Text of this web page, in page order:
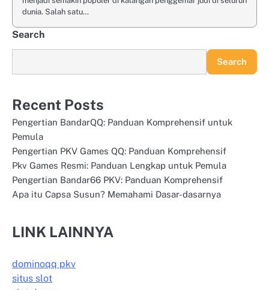
dunia. Salah satu…
Search
Search
Recent Posts
Pengertian BandarQQ: Panduan Komprehensif untuk
Pemula
Pengertian PKV Games QQ: Panduan Komprehensif
Pkv Games Resmi: Panduan Lengkap untuk Pemula
Pengertian Bandar66 PKV: Panduan Komprehensif
Apa itu Capsa Susun? Memahami Dasar-dasarnya
LINK LAINNYA
dominoqq pkv
situs slot